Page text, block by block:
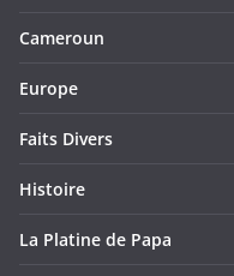
Cameroun
Europe
Faits Divers
Histoire
La Platine de Papa